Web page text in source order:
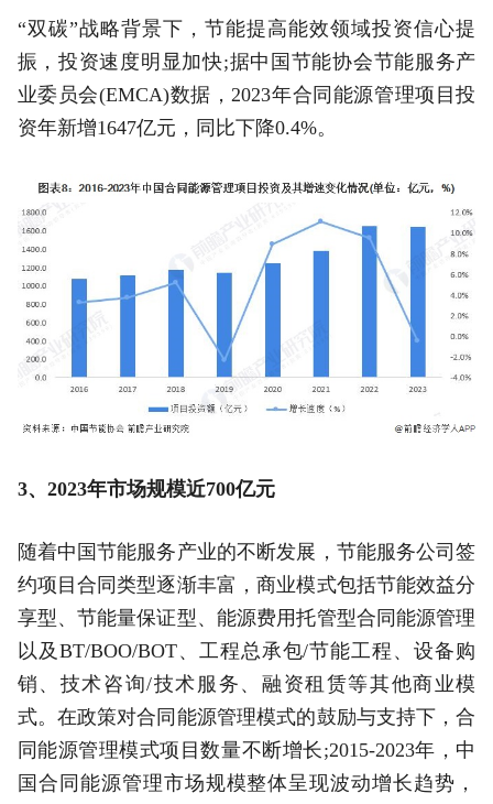
“双碳”战略背景下，节能提高能效领域投资信心提
振，投资速度明显加快;据中国节能协会节能服务产
业委员会(EMCA)数据，2023年合同能源管理项目投
资年新增1647亿元，同比下降0.4%。
3、2023年市场规模近700亿元
随着中国节能服务产业的不断发展，节能服务公司签
约项目合同类型逐渐丰富，商业模式包括节能效益分
享型、节能量保证型、能源费用托管型合同能源管理
以及BT/BOO/BOT、工程总承包/节能工程、设备购
销、技术咨询/技术服务、融资租赁等其他商业模
式。在政策对合同能源管理模式的鼓励与支持下，合
同能源管理模式项目数量不断增长;2015-2023年，中
国合同能源管理市场规模整体呈现波动增长趋势，